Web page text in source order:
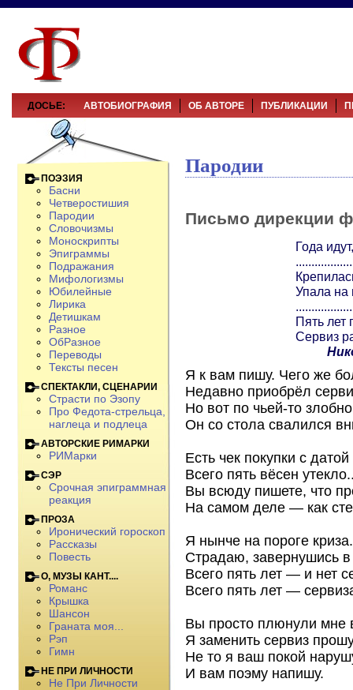
ДОСЬЕ: АВТОБИОГРАФИЯ ОБ АВТОРЕ ПУБЛИКАЦИИ
Пародии
Письмо дирекции
Года
Упала на
Пять лет
Сервиз
Я к вам пишу. Чего же
Недавно приобрёл
Но вот по чьей-то
Он со стола свалился
Есть чек покупки с
Всего пять вёсен
Вы всюду пишете, что
На самом деле — как
Я нынче на пороге криза.
Страдаю, завернушись
Всего пять лет — и нет
Всего пять лет —
Вы просто плюнули мне
Я заменить сервиз
Не то я ваш покой
И вам поэму напишу.
ПОЭЗИЯ
Басни
Четверостишия
Пародии
Словочизмы
Моноскрипты
Эпиграммы
Подражания
Мифологизмы
Юбилейные
Лирика
Детишкам
Разное
ОбРазное
Переводы
Тексты песен
СПЕКТАКЛИ, СЦЕНАРИИ
Страсти по Эзопу
Про Федота-стрельца,
наглеца и подлеца
АВТОРСКИЕ РИМАРКИ
РИМарки
СЭР
Срочная эпиграммная
реакция
ПРОЗА
Иронический гороскоп
Рассказы
Повесть
О, МУЗЫ КАНТ....
Романс
Крышка
Шансон
Граната моя...
Рэп
Гимн
НЕ ПРИ ЛИЧНОСТИ
Не При Личности